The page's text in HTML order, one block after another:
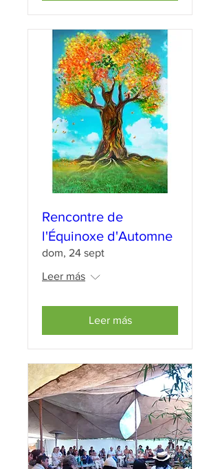
Rencontre de
l'Équinoxe d'Automne
dom, 24 sept
Leer más
Leer más